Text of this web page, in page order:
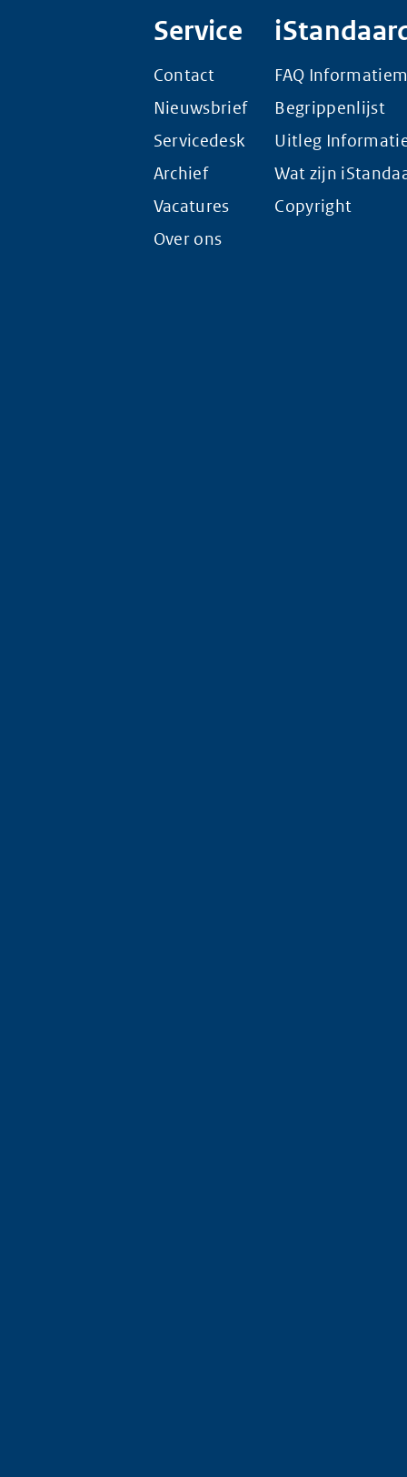
Service
Contact
Nieuwsbrief
Servicedesk
Archief
Vacatures
Over ons
FAQ
Begrippenlijst
Uitleg
Wat zijn
Copyright